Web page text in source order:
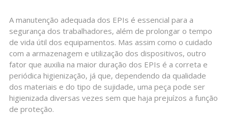
A manutenção adequada dos EPIs é essencial para a
segurança dos trabalhadores, além de prolongar o tempo
de vida útil dos equipamentos. Mas assim como o cuidado
com a armazenagem e utilização dos dispositivos, outro
fator que auxilia na maior duração dos EPIs é a correta e
periódica higienização, já que, dependendo da qualidade
dos materiais e do tipo de sujidade, uma peça pode ser
higienizada diversas vezes sem que haja prejuízos a função
de proteção.